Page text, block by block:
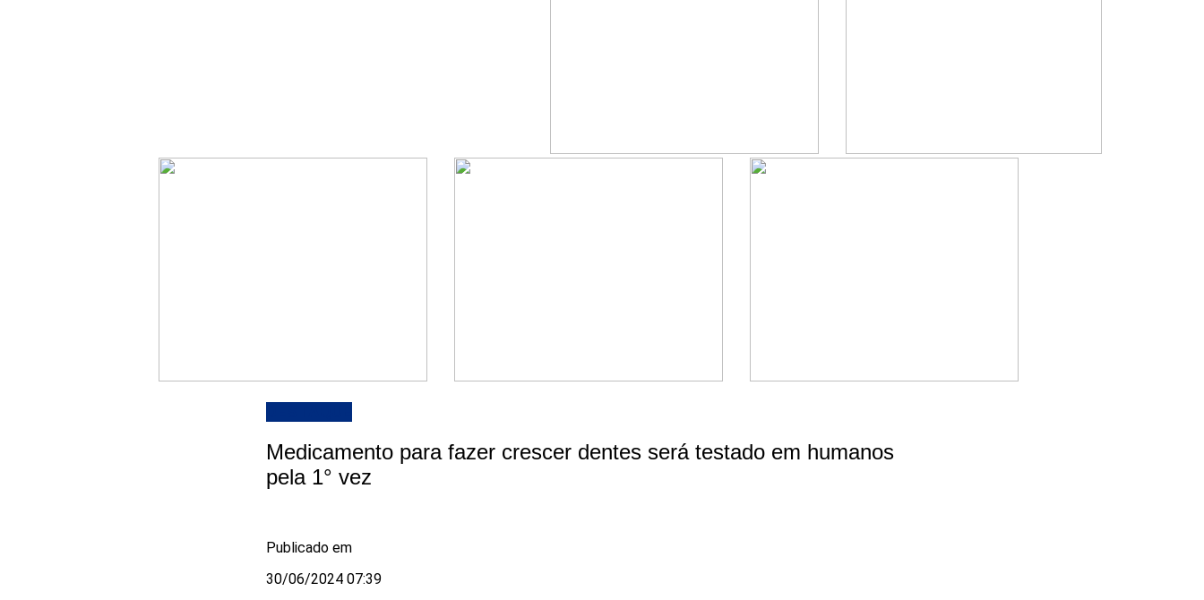
Medicamento para fazer crescer dentes será testado em humanos
pela 1° vez
Publicado em
30/06/2024 07:39